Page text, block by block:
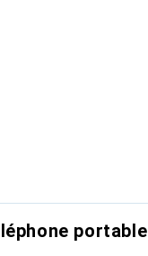
portable